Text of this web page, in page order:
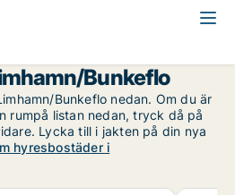
Bunkeflo
Bunkeflo nedan. Om du är
rumpå listan nedan, tryck då på
Lycka till i jakten på din nya
hyresbostäder i